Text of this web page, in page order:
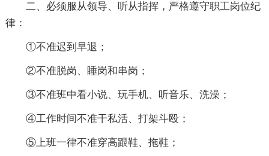
二、必须服从领导、听从指挥，严格遵守职工岗位纪
律：
①不准迟到早退；
②不准脱岗、睡岗和串岗；
③不准班中看小说、玩手机、听音乐、洗澡；
④工作时间不准干私活、打架斗殴；
⑤上班一律不准穿高跟鞋、拖鞋；